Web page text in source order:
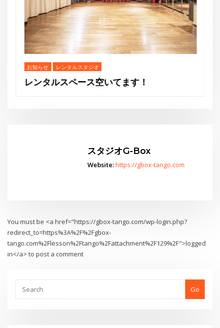
スタジオG-Box
Website:https://gbox-tango.com
スタジオからお知らせ
水曜夜クラス終了のお知らせと新規利用者募集のご案内